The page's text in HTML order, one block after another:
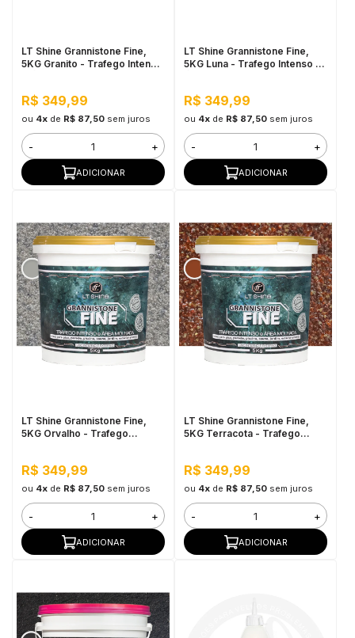
LT Shine Grannistone Fine,
5KG Granito - Trafego Intenso
R$ 349,99
ou 4xde R$ 87,50 sem juros
- +
ADICIONAR
LT Shine Grannistone Fine,
5KG Luna - Trafego Intenso e
R$ 349,99
ou 4xde R$ 87,50 sem juros
- +
ADICIONAR
LT Shine Grannistone Fine,
5KG Orvalho - Trafego
R$ 349,99
ou 4xde R$ 87,50 sem juros
- +
ADICIONAR
LT Shine Grannistone Fine,
5KG Terracota - Trafego
R$ 349,99
ou 4xde R$ 87,50 sem juros
- +
ADICIONAR